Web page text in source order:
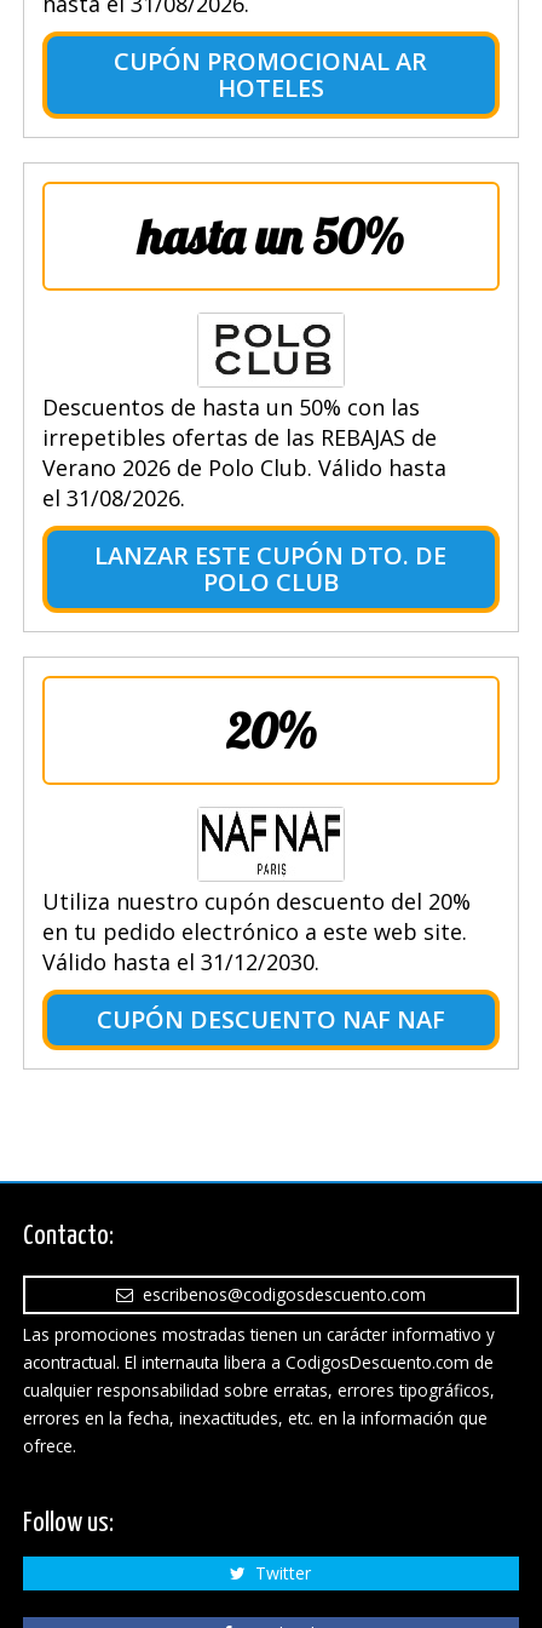
CUPÓN PROMOCIONAL AR
HOTELES
hasta un 50%
Descuentos de hasta un 50% con las
irrepetibles ofertas de las REBAJAS de
Verano 2026 de Polo Club. Válido hasta
el 31/08/2026.
LANZAR ESTE CUPÓN DTO. DE
POLO CLUB
20%
Utiliza nuestro cupón descuento del 20%
en tu pedido electrónico a este web site.
Válido hasta el 31/12/2030.
CUPÓN DESCUENTO NAF NAF
Contacto:
escribenos@codigosdescuento.com
Las promociones mostradas tienen un carácter informativo y
acontractual. El internauta libera a CodigosDescuento.com de
cualquier responsabilidad sobre erratas, errores tipográficos,
errores en la fecha, inexactitudes, etc. en la información que
ofrece.
Follow us:
Twitter